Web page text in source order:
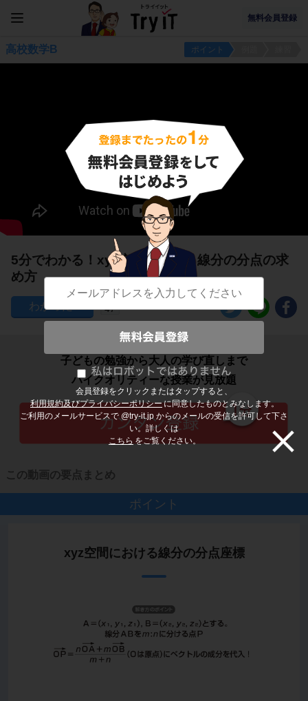
無料会員登録
会員登録をクリックまたはタップすると、
利用規約及びプライバシーポリシーに同意したものとみなします。
ご利用のメールサービスで @try-it.jp からのメールの受信を許可して下さ
い。詳しくは
こちら をご覧ください。
高校数学B ポイント
5分でわかる！xyz空間における線分の分点の求
め方
47
子どもの勉強から大人の学び直しまで
ハイクオリティーな授業が見放題
この動画の要点まとめ
ポイント
xyz空間における線分の分点座標